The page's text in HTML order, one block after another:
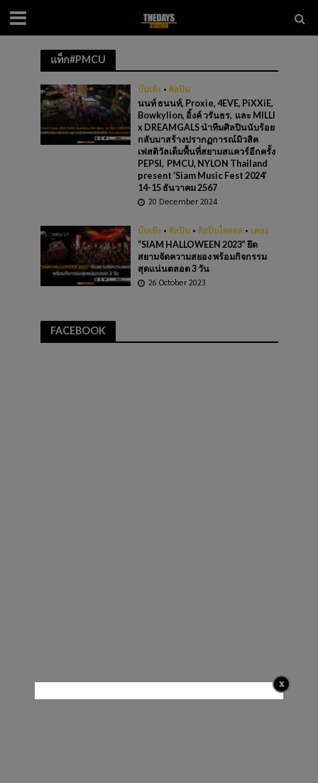
แท็ก#PMCU
บันเทิง • ศิลปิน
นนท์ ธนนท์, Proxie, 4EVE, PiXXiE,
Bowkylion, อิ้งค์ วรันธร, และ MILLI
x DREAMGALS นำทีมศิลปินนับร้อย
กลับมาสร้างปรากฏการณ์มิวสิค
เฟสติวัลเต็มพื้นที่สยามสแควร์อีกครั้ง
PEPSI, PMCU, NYLON Thailand
present ‘Siam Music Fest 2024’
14-15 ธันวาคม 2567
20 December 2024
บันเทิง • ศิลปิน • ศิลปินไอดอล • เพลง
“SIAM HALLOWEEN 2023” ยึด
สยามจัดความสยอง พร้อมกิจกรรม
สุดแน่นตลอด 3 วัน
26 October 2023
FACEBOOK